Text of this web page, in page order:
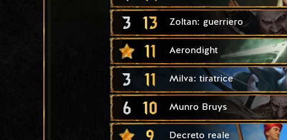
3 13 Zoltan: guerriero
11 Aerondight
3 11 Milva: tiratrice
6 10 Munro Bruys
9 Decreto reale